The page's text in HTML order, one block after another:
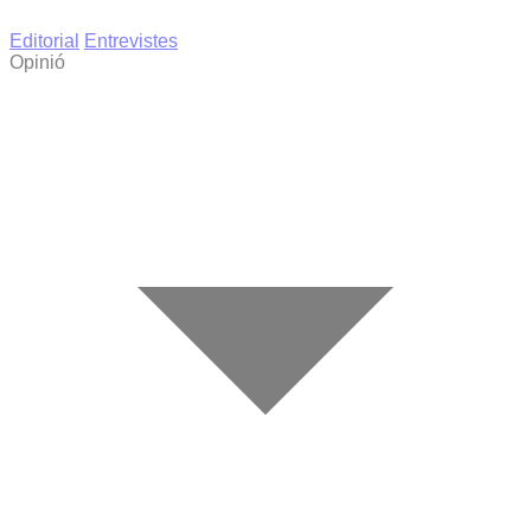
Editorial
Entrevistes
Opinió